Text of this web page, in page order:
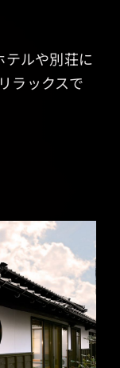
テルや別荘に
ラックスで